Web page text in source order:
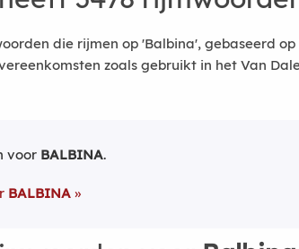
die rijmen op 'Balbina', gebaseerd
zoals gebruikt in het Van
voor BALBINA.
BALBINA